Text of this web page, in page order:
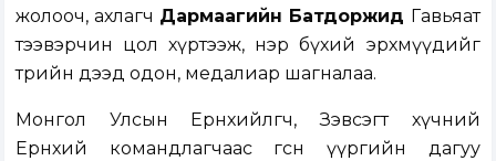
жолооч, ахлагч Дармаагийн Батдоржид Гавьяат
тээвэрчин цол хүртээж, нэр бүхий эрхмүүдийг
төрийн дээд одон, медалиар шагналаа.
Монгол Улсын Ерөнхийлөгч, Зэвсэгт хүчний
Ерөнхий командлагчаас өгсөн үүргийн дагуу